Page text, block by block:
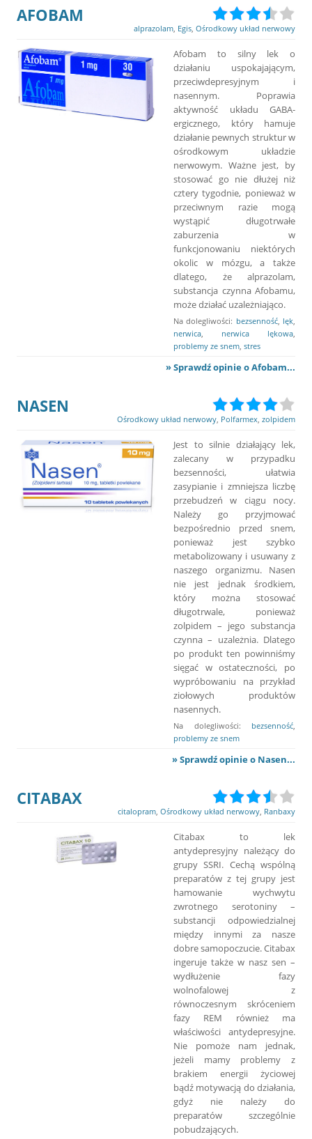
AFOBAM
alprazolam Egis Ośrodkowy układ nerwowy
Afobam to silny lek o
działaniu uspokajającym,
przeciwdepresyjnym i
nasennym. Poprawia
aktywność układu GABA-
ergicznego, który hamuje
działanie pewnych struktur w
ośrodkowym układzie
nerwowym. Ważne jest, by
stosować go nie dłużej niż
cztery tygodnie, ponieważ w
przeciwnym razie mogą
wystąpić długotrwałe
zaburzenia w
funkcjonowaniu niektórych
okolic w mózgu, a także
dlatego, że alprazolam,
substancja czynna Afobamu,
może działać uzależniająco.
Na dolegliwości: bezsenność, lęk
nerwica
nerwica lękowa
problemy ze snem stres
» Sprawdź opinie o Afobam...
NASEN
Ośrodkowy układ nerwowy Polfarmex zolpidem
Jest to silnie działający lek,
zalecany w przypadku
bezsenności, ułatwia
zasypianie i zmniejsza liczbę
przebudzeń w ciągu nocy.
Należy go przyjmować
bezpośrednio przed snem,
ponieważ jest szybko
metabolizowany i usuwany z
naszego organizmu. Nasen
nie jest jednak środkiem,
który można stosować
długotrwale, ponieważ
zolpidem – jego substancja
czynna – uzależnia. Dlatego
po produkt ten powinniśmy
sięgać w ostateczności, po
wypróbowaniu na przykład
ziołowych produktów
nasennych.
Na dolegliwości: bezsenność
problemy ze snem
» Sprawdź opinie o Nasen...
CITABAX
citalopram Ośrodkowy układ nerwowy Ranbaxy
Citabax to lek
antydepresyjny należący do
grupy SSRI. Cechą wspólną
preparatów z tej grupy jest
hamowanie wychwytu
zwrotnego serotoniny –
substancji odpowiedzialnej
między innymi za nasze
dobre samopoczucie. Citabax
ingeruje także w nasz sen –
wydłużenie fazy
wolnofalowej z
równoczesnym skróceniem
fazy REM również ma
właściwości antydepresyjne.
Nie pomoże nam jednak,
jeżeli mamy problemy z
brakiem energii życiowej
bądź motywacją do działania,
gdyż nie należy do
preparatów szczególnie
pobudzających.